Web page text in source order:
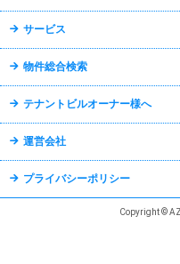
サービス
物件総合検索
テナントビルオーナー様へ
運営会社
プライバシーポリシー
Copyright ©